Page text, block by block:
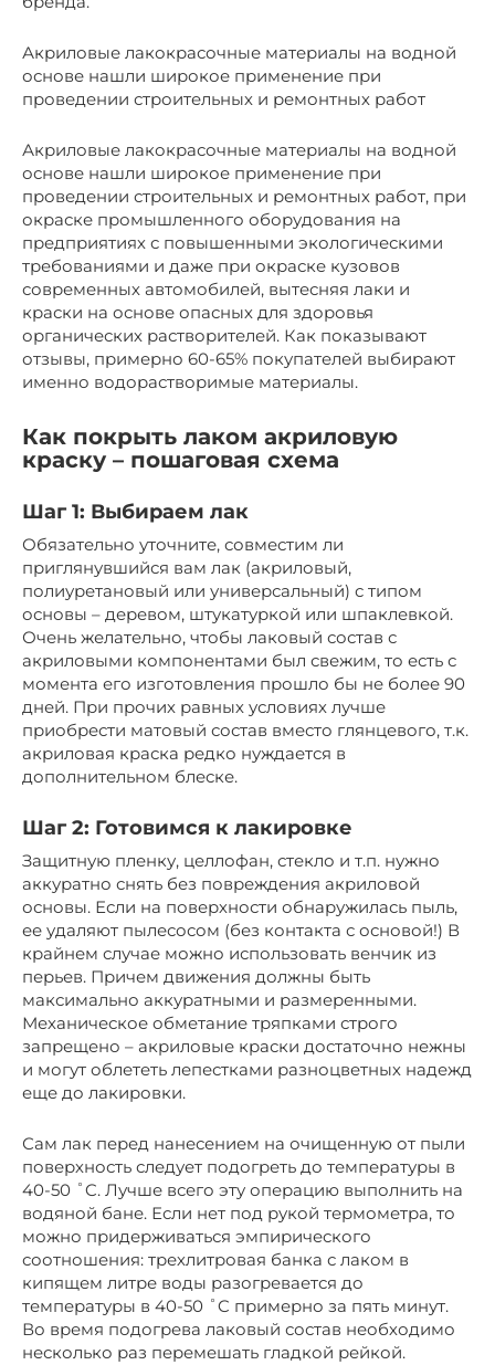
Акриловые лакокрасочные материалы на водной
основе нашли широкое применение при
проведении строительных и ремонтных работ
Акриловые лакокрасочные материалы на водной
основе нашли широкое применение при
проведении строительных и ремонтных работ, при
окраске промышленного оборудования на
предприятиях с повышенными экологическими
требованиями и даже при окраске кузовов
современных автомобилей, вытесняя лаки и
краски на основе опасных для здоровья
органических растворителей. Как показывают
отзывы, примерно 60-65% покупателей выбирают
именно водорастворимые материалы.
Как покрыть лаком акриловую
краску – пошаговая схема
Шаг 1: Выбираем лак
Обязательно уточните, совместим ли
приглянувшийся вам лак (акриловый,
полиуретановый или универсальный) с типом
основы – деревом, штукатуркой или шпаклевкой.
Очень желательно, чтобы лаковый состав с
акриловыми компонентами был свежим, то есть с
момента его изготовления прошло бы не более 90
дней. При прочих равных условиях лучше
приобрести матовый состав вместо глянцевого, т.к.
акриловая краска редко нуждается в
дополнительном блеске.
Шаг 2: Готовимся к лакировке
Защитную пленку, целлофан, стекло и т.п. нужно
аккуратно снять без повреждения акриловой
основы. Если на поверхности обнаружилась пыль,
ее удаляют пылесосом (без контакта с основой!) В
крайнем случае можно использовать венчик из
перьев. Причем движения должны быть
максимально аккуратными и размеренными.
Механическое обметание тряпками строго
запрещено – акриловые краски достаточно нежны
и могут облететь лепестками разноцветных надежд
еще до лакировки.
Сам лак перед нанесением на очищенную от пыли
поверхность следует подогреть до температуры в
40-50 ˚C. Лучше всего эту операцию выполнить на
водяной бане. Если нет под рукой термометра, то
можно придерживаться эмпирического
соотношения: трехлитровая банка с лаком в
кипящем литре воды разогревается до
температуры в 40-50 ˚C примерно за пять минут.
Во время подогрева лаковый состав необходимо
несколько раз перемешать гладкой рейкой.